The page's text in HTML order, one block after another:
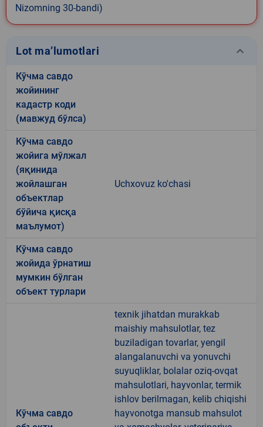
Nizomning 30-bandi)
Lot ma’lumotlari keyboard_arrow_down
Кўчма савдо
жойининг
кадастр коди
(мавжуд бўлса)
Кўчма савдо
жойига мўлжал
(яқинида
жойлашган
объектлар
бўйича қисқа
маълумот)
Uchxovuz ko'chasi
Кўчма савдо
жойида ўрнатиш
мумкин бўлган
объект турлари
Кўчма савдо
texnik jihatdan murakkab
maishiy mahsulotlar, tez
buziladigan tovarlar, yengil
alangalanuvchi va yonuvchi
suyuqliklar, bolalar oziq-ovqat
mahsulotlari, hayvonlar, termik
ishlov berilmagan, kelib chiqishi
hayvonotga mansub mahsulot